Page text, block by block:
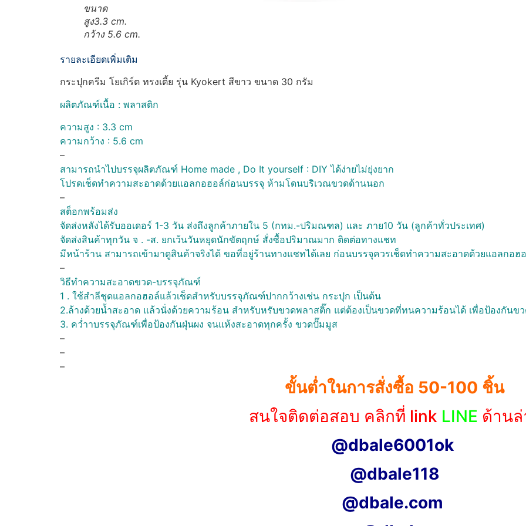
ขนาด
สูง3.3 cm.
กว้าง 5.6 cm.
รายละเอียดเพิ่มเติม
กระปุกครีม โยเกิร์ต ทรงเตี้ย รุ่น Kyokert สีขาว ขนาด 30 กรัม
ผลิตภัณฑ์เนื้อ : พลาสติก
ความสูง : 3.3 cm
ความกว้าง : 5.6 cm
–
สามารถนำไปบรรจุผลิตภัณฑ์ Home made , Do It yourself : DIY ได้ง่ายไม่ยุ่งยาก
โปรดเช็ดทำความสะอาดด้วยแอลกอฮอล์ก่อนบรรจุ ห้ามโดนบริเวณขวดด้านนอก
–
สต็อกพร้อมส่ง
จัดส่งหลังได้รับออเดอร์ 1-3 วัน ส่งถึงลูกค้าภายใน 5 (กทม.-ปริมณฑล) และ ภาย10 วัน (ลูกค้าทั่วประเทศ)
จัดส่งสินค้าทุกวัน จ . -ส. ยกเว้นวันหยุดนักขัตฤกษ์ สั่งซื้อปริมาณมาก ติดต่อทางแชท
มีหน้าร้าน สามารถเข้ามาดูสินค้าจริงได้ ขอที่อยู่ร้านทางแชทได้เลย ก่อนบรรจุควรเช็ดทำความสะอาดด้วยแอลกอฮ
–
วิธีทำความสะอาดขวด-บรรจุภัณฑ์
1 . ใช้สำลีชุดแอลกอฮอล์แล้วเช็ดสำหรับบรรจุภัณฑ์ปากกว้างเช่น กระปุก เป็นต้น
2.ล้างด้วยน้ำสะอาด แล้วนั่งด้วยความร้อน สำหรับหรับขวดพลาสติ๊ก แต่ต้องเป็นขวดที่ทนความร้อนได้ เพื่อป้องกันข
3. คว่ำาบรรจุภัณฑ์เพื่อป้องกันฝุ่นผง จนแห้งสะอาดทุกครั้ง ขวดปั๊มมูส
–
–
–
ขั้นต่ำในการสั่งซื้อ 50-100 ชิ้น
สนใจติดต่อสอบ คลิกที่ link LINE ด้านล่
@dbale6001ok
@dbale118
@dbale.com